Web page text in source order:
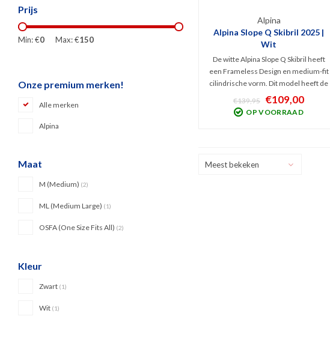
Prijs
Min: €0 Max: €150
Onze premium merken!
Alle merken
Alpina
Maat
M (Medium) (2)
ML (Medium Large) (1)
OSFA (One Size Fits All) (2)
Kleur
Zwart (1)
Wit (1)
Alpina
Alpina Slope Q Skibril 2025 |
Wit
De witte Alpina Slope Q Skibril heeft
een Frameless Design en medium-fit
cilindrische vorm. Dit model heeft de
Q spiegellens (Cat. 2) met Polarized
filter tegen schitteringen die zorgt
voor optimaal zicht bij wisselvallig
€139,95 €109,00
OP VOORRAAD
Meest bekeken